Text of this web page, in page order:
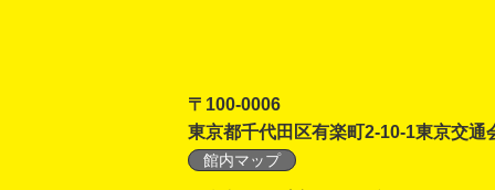
〒100-0006
東京都千代田区有楽町2-10-1東京交通
館内マップ